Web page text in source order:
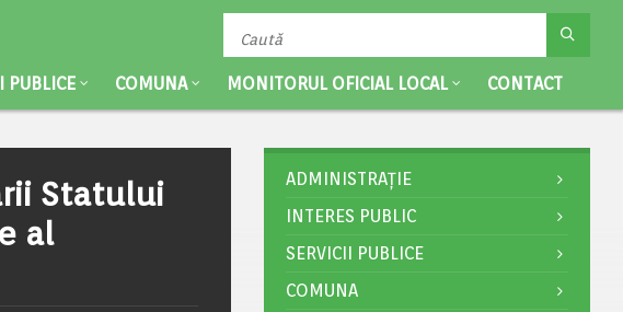
PUBLICE COMUNA MONITORUL OFICIAL LOCAL CONTACT
Statului
al
ADMINISTRAȚIE
INTERES PUBLIC
SERVICII PUBLICE
COMUNA